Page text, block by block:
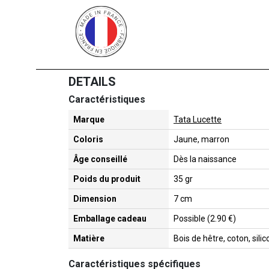
DETAILS
Caractéristiques
Marque Tata Lucette
Coloris Jaune, marron
Âge conseillé Dès la naissance
Poids du produit 35 gr
Dimension 7 cm
Emballage cadeau Possible (2.90 €)
Matière Bois de hêtre, coton,
Caractéristiques spécifiques